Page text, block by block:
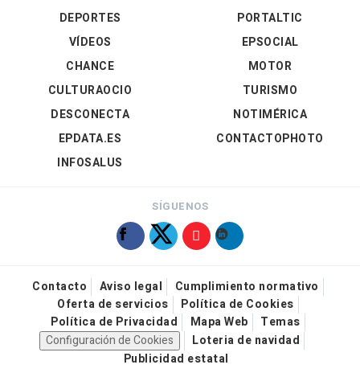
DEPORTES
VÍDEOS
PORTALTIC
EPSOCIAL
CHANCE
CULTURAOCIO
DESCONECTA
EPDATA.ES
INFOSALUS
MOTOR
TURISMO
NOTIMÉRICA
CONTACTOPHOTO
SÍGUENOS
Contacto Aviso legal
Cumplimiento normativo
Oferta de servicios
Política de Cookies
Política de Privacidad
Mapa Web
Temas
Configuración de Cookies
Loteria de navidad
Publicidad estatal